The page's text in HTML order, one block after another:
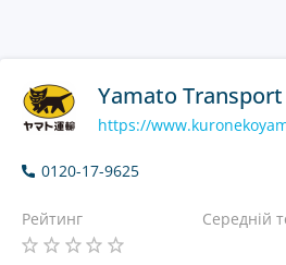
Yamato Transport
https://
0120-17-9625
Рейтинг Середній